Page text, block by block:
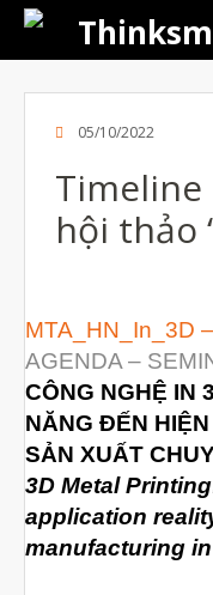
05/10/2022
hội thảo
MTA_HN_In_3D
AGENDA –
CÔNG NGHỆ IN
NĂNG ĐẾN
SẢN XUẤT
3D Metal
application
manufacturing